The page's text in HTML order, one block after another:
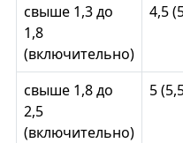
свыше 1,3 до
1,8
(включительно)
4,5
свыше 1,8 до
2,5
(включительно)
5